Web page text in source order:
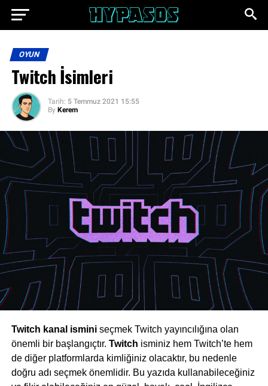
OYUN
Twitch İsimleri
Tarih: 5 Temmuz 2021 15:55
By Kerem
Twitch kanal isminiseçmek Twitch yayıncılığına olan
önemli bir başlangıçtır. Twitch isminiz hem Twitch’te hem
de diğer platformlarda kimliğiniz olacaktır, bu nedenle
doğru adı seçmek önemlidir. Bu yazıda kullanabileceğiniz